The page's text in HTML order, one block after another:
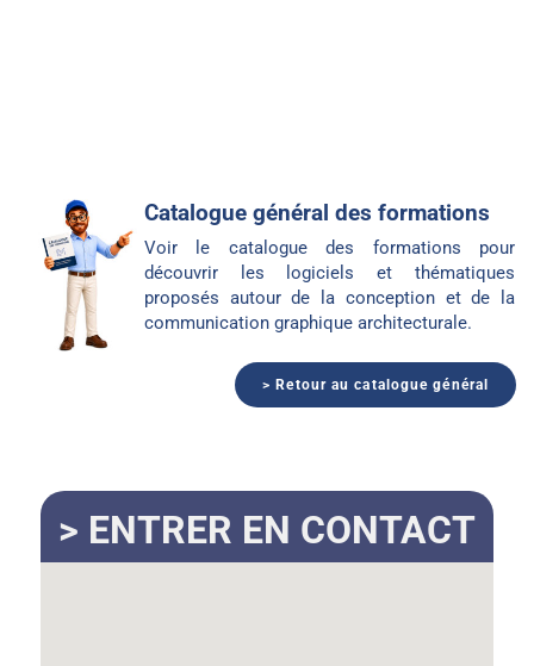
Catalogue général des formations
Voir le catalogue des formations pour
découvrir les logiciels et thématiques
proposés autour de la conception et de la
communication graphique architecturale.
> Retour au catalogue général
> ENTRER EN CONTACT